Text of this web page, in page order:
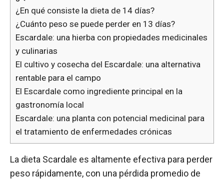
¿En qué consiste la dieta de 14 días?
¿Cuánto peso se puede perder en 13 días?
Escardale: una hierba con propiedades medicinales
y culinarias
El cultivo y cosecha del Escardale: una alternativa
rentable para el campo
El Escardale como ingrediente principal en la
gastronomía local
Escardale: una planta con potencial medicinal para
el tratamiento de enfermedades crónicas
La dieta Scardale es altamente efectiva para perder
peso rápidamente, con una pérdida promedio de